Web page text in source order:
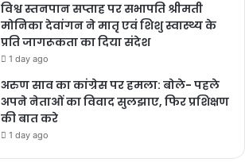
विश्व स्तनपान सप्ताह पर सभापति श्रीमती
मोनिका देवांगन ने मातृ एवं शिशु स्वास्थ्य के
प्रति जागरूकता का दिया संदेश
1 day ago
अरुण साव का कांग्रेस पर हमला: बोले- पहले
अपने नेताओं का विवाद सुलझाए, फिर प्रशिक्षण
की बात करे
1 day ago